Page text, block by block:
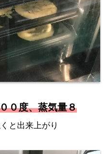
０度、蒸気量８
と出来上がり